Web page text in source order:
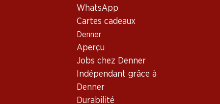
WhatsApp
Cartes cadeaux
Denner
Aperçu
Jobs chez Denner
Indépendant grâce à
Denner
Durabilité
3 produits
Haut de la page